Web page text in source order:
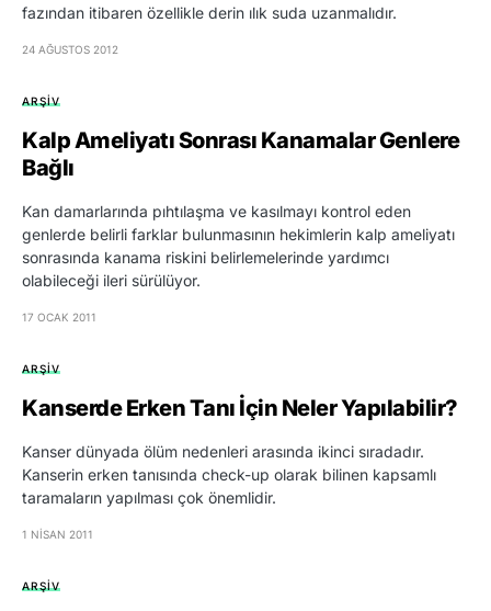
fazından itibaren özellikle derin ılık suda uzanmalıdır.
24 AĞUSTOS 2012
ARŞIV
Kalp Ameliyatı Sonrası Kanamalar Genlere
Bağlı
Kan damarlarında pıhtılaşma ve kasılmayı kontrol eden
genlerde belirli farklar bulunmasının hekimlerin kalp ameliyatı
sonrasında kanama riskini belirlemelerinde yardımcı
olabileceği ileri sürülüyor.
17 OCAK 2011
ARŞIV
Kanserde Erken Tanı İçin Neler Yapılabilir?
Kanser dünyada ölüm nedenleri arasında ikinci sıradadır.
Kanserin erken tanısında check-up olarak bilinen kapsamlı
taramaların yapılması çok önemlidir.
1 NISAN 2011
ARŞIV